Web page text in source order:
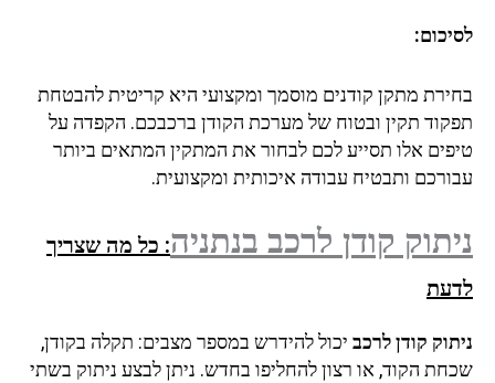
לסיכום:
בחירת מתקן קודנים מוסמך ומקצועי היא קריטית להבטחת
תפקוד תקין ובטוח של מערכת הקודן ברכבכם. הקפדה על
טיפים אלו תסייע לכם לבחור את המתקין המתאים ביותר
עבורכם ותבטיח עבודה איכותית ומקצועית.
ניתוק קודן לרכב בנתניה: כל מה שצריך
לדעת
ניתוק קודן לרכב יכול להידרש במספר מצבים: תקלה בקודן,
שכחת הקוד, או רצון להחליפו בחדש. ניתן לבצע ניתוק בשתי